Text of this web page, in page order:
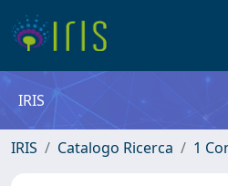
IRIS
IRIS Catalogo Ricerca 1